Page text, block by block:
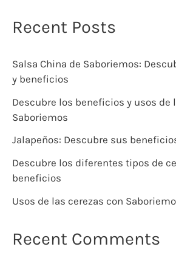
Recent Posts
Salsa China de Saboriemos:
y beneficios
Descubre los beneficios y usos de
Saboriemos
Jalapeños: Descubre sus
Descubre los diferentes tipos de
beneficios
Usos de las cerezas con
Recent Comments